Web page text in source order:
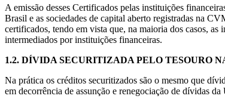
A emissão desses Certificados pelas instituições
Brasil e as sociedades de capital aberto registradas na
certificados, tendo em vista que, na maioria dos casos,
intermediados por instituições financeiras.
1.2. DÍVIDA SECURITIZADA PELO TESOURO
Na prática os créditos securitizados são o mesmo que
em decorrência de assunção e renegociação de dívidas